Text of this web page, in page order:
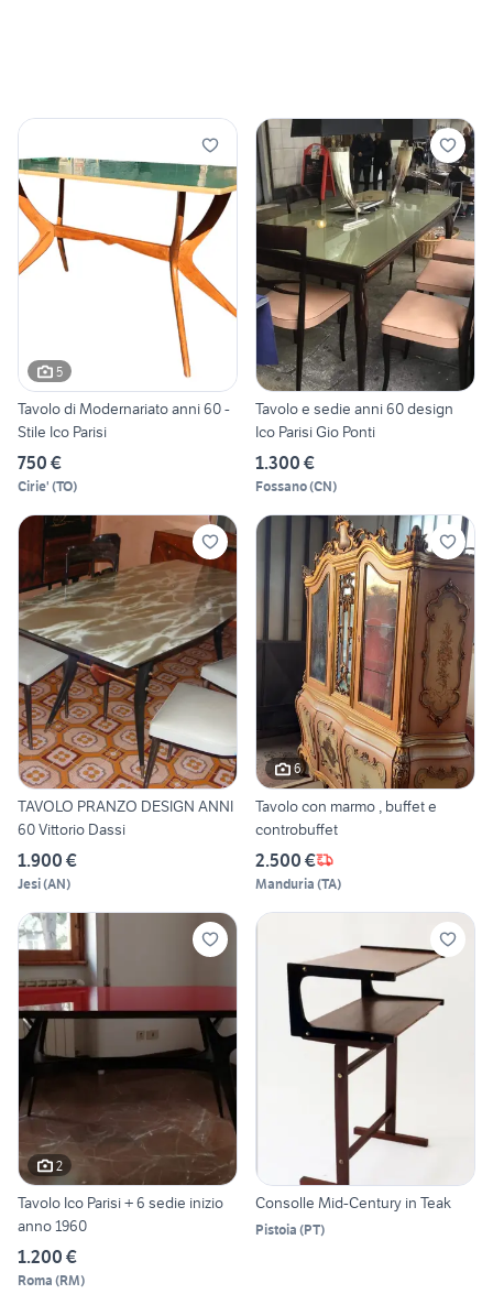
5
Tavolo di Modernariato anni 60 -
Stile Ico Parisi
750 €
Cirie' (TO)
Tavolo e sedie anni 60 design
Ico Parisi Gio Ponti
1.300 €
Fossano(CN)
TAVOLO PRANZO DESIGN ANNI
60 Vittorio Dassi
1.900 €
Jesi(AN)
6
Tavolo con marmo , buffet e
controbuffet
2.500 €
Manduria (TA)
2
Tavolo Ico Parisi + 6 sedie inizio
anno 1960
1.200 €
Roma (RM)
Consolle Mid-Century in Teak
Pistoia (PT)